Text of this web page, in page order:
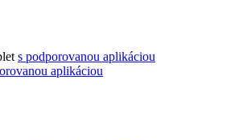
s podporovanou aplikáciou
aplikáciou